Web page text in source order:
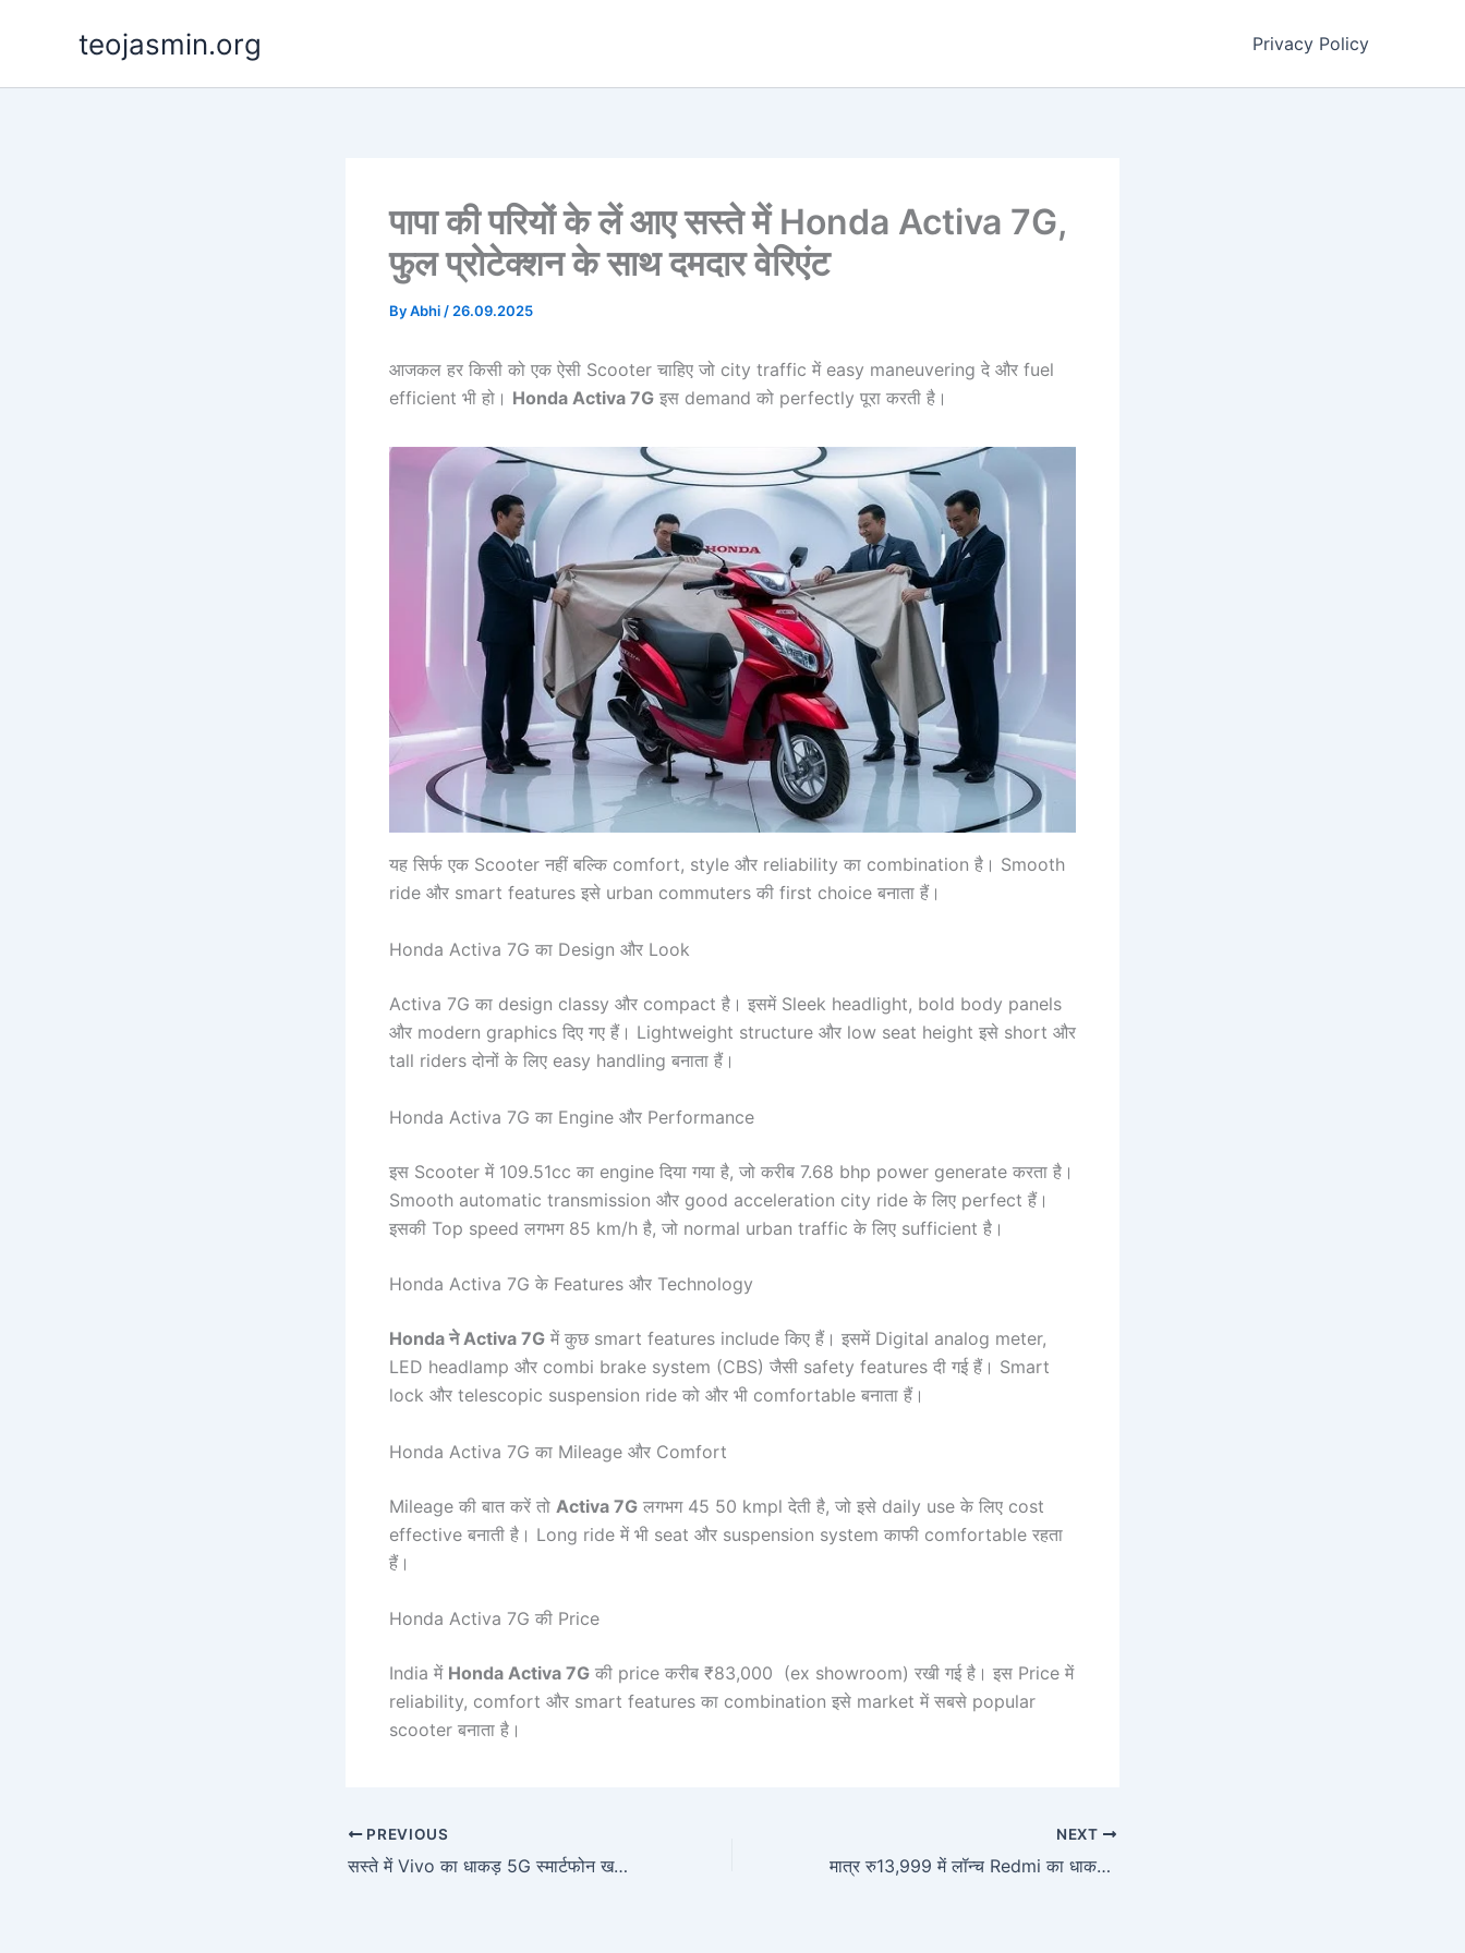
teojasmin.org Privacy Policy
पापा की परियों के लें आए सस्ते में Honda Activa 7G,
फुल प्रोटेक्शन के साथ दमदार वेरिएंट
ByAbhi / 26.09.2025
आजकल हर किसी को एक ऐसी Scooter चाहिए जो city traffic में easy maneuvering दे और fuel
efficient भी हो। Honda Activa 7G इस demand को perfectly पूरा करती है।
यह सिर्फ एक Scooter नहीं बल्कि comfort, style और reliability का combination है। Smooth
ride और smart features इसे urban commuters की first choice बनाता हैं।
Honda Activa 7G का Design और Look
Activa 7G का design classy और compact है। इसमें Sleek headlight, bold body panels
और modern graphics दिए गए हैं। Lightweight structure और low seat height इसे short और
tall riders दोनों के लिए easy handling बनाता हैं।
Honda Activa 7G का Engine और Performance
इस Scooter में 109.51cc का engine दिया गया है, जो करीब 7.68 bhp power generate करता है।
Smooth automatic transmission और good acceleration city ride के लिए perfect हैं।
इसकी Top speed लगभग 85 km/h है, जो normal urban traffic के लिए sufficient है।
Honda Activa 7G के Features और Technology
Honda ने Activa 7G में कुछ smart features include किए हैं। इसमें Digital analog meter,
LED headlamp और combi brake system (CBS) जैसी safety features दी गई हैं। Smart
lock और telescopic suspension ride को और भी comfortable बनाता हैं।
Honda Activa 7G का Mileage और Comfort
Mileage की बात करें तो Activa 7G लगभग 45 50 kmpl देती है, जो इसे daily use के लिए cost
effective बनाती है। Long ride में भी seat और suspension system काफी comfortable रहता
हैं।
Honda Activa 7G की Price
India में Honda Activa 7G की price करीब ₹83,000 (ex showroom) रखी गई है। इस Price में
reliability, comfort और smart features का combination इसे market में सबसे popular
scooter बनाता है।
PREVIOUS
सस्ते में Vivo का धाकड़ 5G स्मार्टफोन खरीदें 6GB RAM और 5000mAh की बुलडोजर बैटरी बेकअप
NEXT
मात्र रु13,999 में लॉन्च Redmi का धाकड़ 5G स्मार्टफोन, 200MP DSLR कैमरा और 120W फास्ट चार्जर सपोटर खरीदें